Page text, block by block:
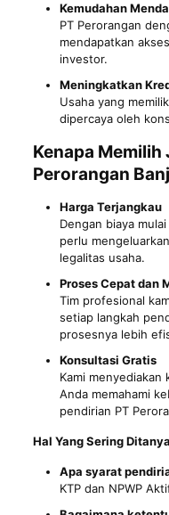
Kemudahan
PT Perorangan
mendapatkan
investor.
Meningkatkan
Usaha yang
dipercaya oleh
Kenapa Memilih
Perorangan
Harga Terjangkau
Dengan biaya
perlu
legalitas usaha.
Proses Cepat dan
Tim profesional
setiap langkah
prosesnya lebih
Konsultasi Gratis
Kami
Anda memahami
pendirian PT
Hal Yang Sering
Apa syarat
KTP dan NPWP